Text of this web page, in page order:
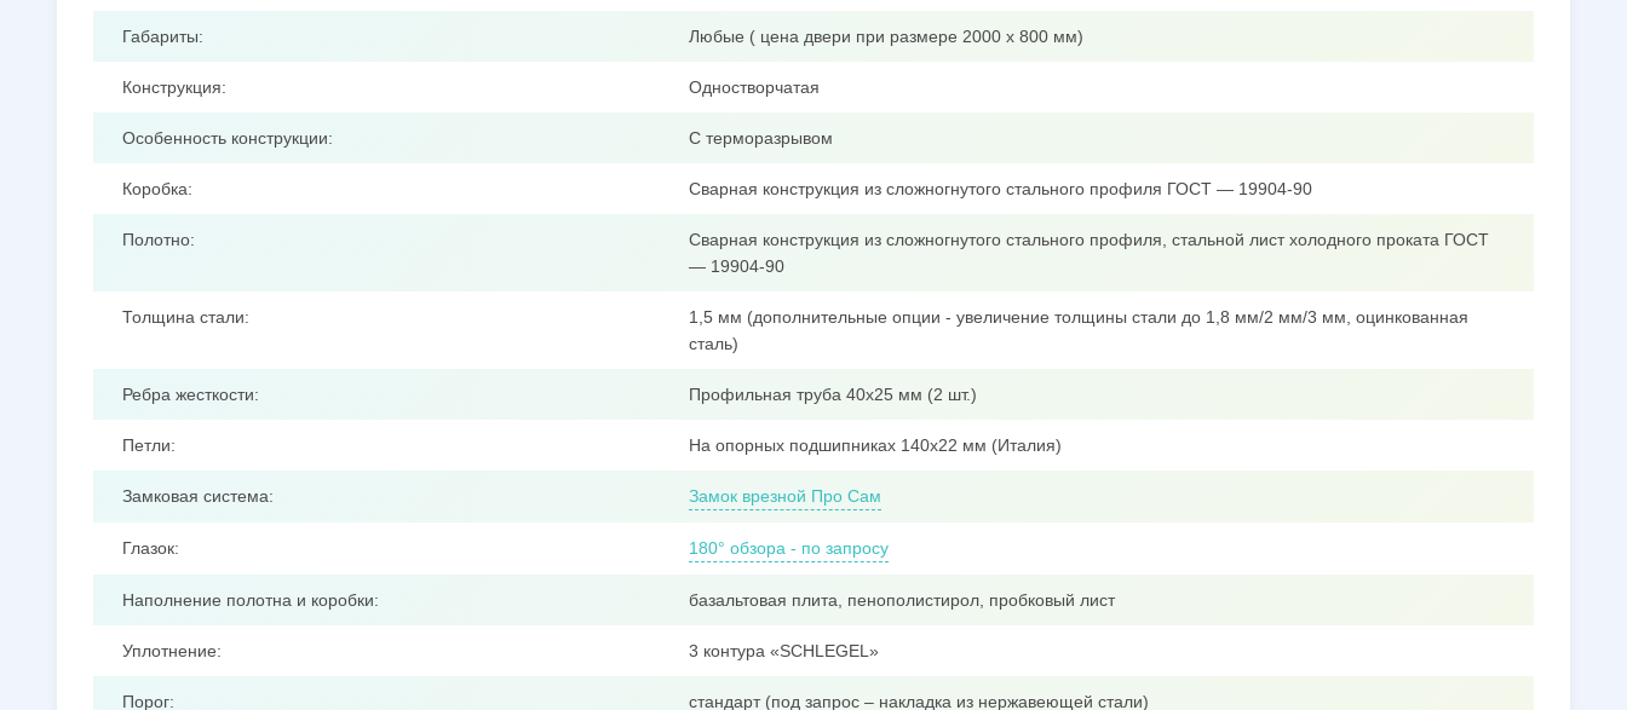
Габариты: Любые ( цена двери при размере 2000 х 800 мм)
Конструкция: Одностворчатая
Особенность конструкции: С терморазрывом
Коробка: Сварная конструкция из сложногнутого стального профиля ГОСТ — 19904-90
Полотно:
Сварная конструкция из сложногнутого стального профиля, стальной лист холодного проката ГОСТ
— 19904-90
Толщина стали:
1,5 мм (дополнительные опции - увеличение толщины стали до 1,8 мм/2 мм/3 мм, оцинкованная
сталь)
Ребра жесткости: Профильная труба 40x25 мм (2 шт.)
Петли: На опорных подшипниках 140х22 мм (Италия)
Замковая система: Замок врезной Про Сам
Глазок: 180° обзора - по запросу
Наполнение полотна и коробки: базальтовая плита, пенополистирол, пробковый лист
Уплотнение: 3 контура «SCHLEGEL»
Порог: стандарт (под запрос – накладка из нержавеющей стали)